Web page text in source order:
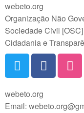
webeto.org
Organização Não
Sociedade Civil [OSC]
Cidadania e
webeto.org
Email: